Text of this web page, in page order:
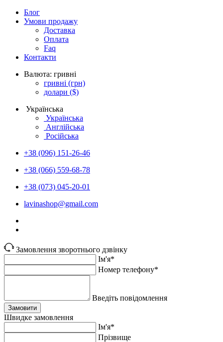
Блог
Умови продажу
Доставка
Оплата
Faq
Контакти
Валюта: гривні
гривні (грн)
долари ($)
Українська
Українська
Англійська
Російська
+38 (096) 151-26-46
+38 (066) 559-68-78
+38 (073) 045-20-01
lavinashop@gmail.com
Замовлення зворотнього дзвінку
Ім'я*
Номер телефону*
Введіть повідомлення
Замовити
Швидке замовлення
Ім'я*
Прiзвище